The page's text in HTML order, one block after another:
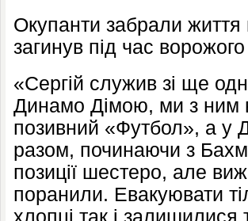
Окупанти забрали
загинув під час
«Сергій служив зі ще
Динамо Дімою, ми з ним
позивний «Футбол», а у
разом, починаючи з
позиції шестеро, але
поранили. Евакуювати
хлопці так і